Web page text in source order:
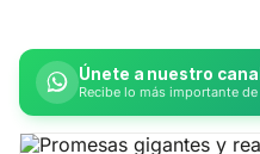
Únete a nuestro
Recibe lo más importante